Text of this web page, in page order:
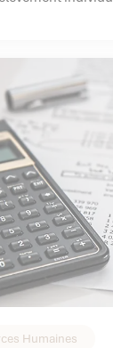
de leurs
Humaines